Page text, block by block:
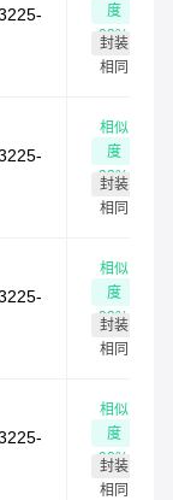
度
93%
封装
相同
相似
度
92%
封装
相同
相似
度
92%
封装
相同
相似
度
90%
封装
相同